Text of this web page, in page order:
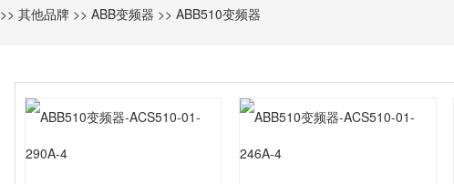
>>其他品牌 >>ABB变频器 >>ABB510变频器